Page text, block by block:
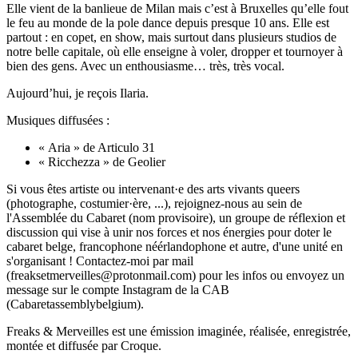
Elle vient de la banlieue de Milan mais c’est à Bruxelles qu’elle fout
le feu au monde de la pole dance depuis presque 10 ans. Elle est
partout : en copet, en show, mais surtout dans plusieurs studios de
notre belle capitale, où elle enseigne à voler, dropper et tournoyer à
bien des gens. Avec un enthousiasme… très, très vocal.
Aujourd’hui, je reçois Ilaria.
Musiques diffusées :
« Aria » de Articulo 31
« Ricchezza » de Geolier
Si vous êtes artiste ou intervenant·e des arts vivants queers
(photographe, costumier·ère, ...), rejoignez-nous au sein de
l'Assemblée du Cabaret (nom provisoire), un groupe de réflexion et
discussion qui vise à unir nos forces et nos énergies pour doter le
cabaret belge, francophone néérlandophone et autre, d'une unité en
s'organisant ! Contactez-moi par mail
(freaksetmerveilles@protonmail.com) pour les infos ou envoyez un
message sur le compte Instagram de la CAB
(Cabaretassemblybelgium).
Freaks & Merveilles est une émission imaginée, réalisée, enregistrée,
montée et diffusée par Croque.